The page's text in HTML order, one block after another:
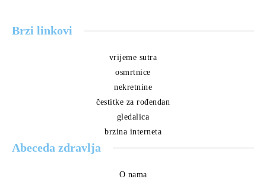
Brzi linkovi
vrijeme sutra
osmrtnice
nekretnine
čestitke za rođendan
gledalica
brzina interneta
Abeceda zdravlja
O nama